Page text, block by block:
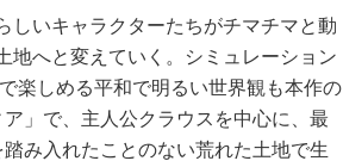
いキャラクターたちがチマチマと動
地へと変えていく。シミュレーション
楽しめる平和で明るい世界観も本作の
」で、主人公クラウスを中心に、最
み入れたことのない荒れた土地で生